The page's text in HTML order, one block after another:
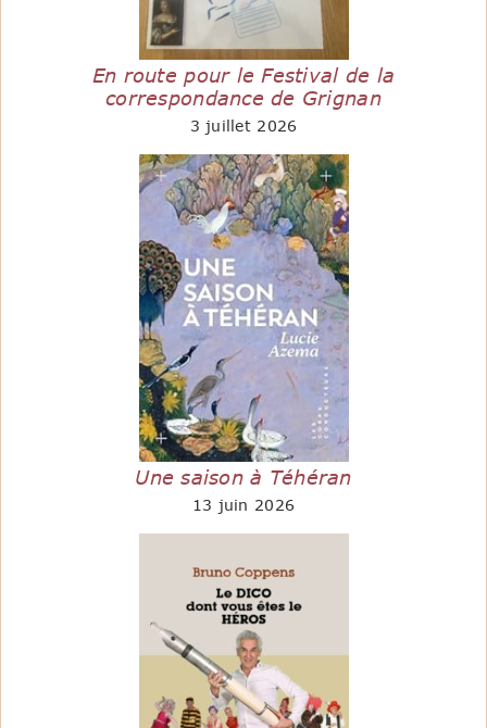
En route pour le Festival de la
correspondance de Grignan
3 juillet 2026
Une saison à Téhéran
13 juin 2026